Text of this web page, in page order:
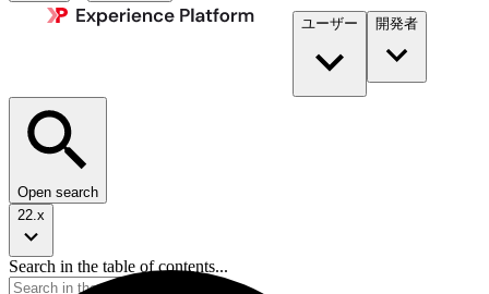
ユーザー 開発者​
Open search
22.x
Search in the table of contents...